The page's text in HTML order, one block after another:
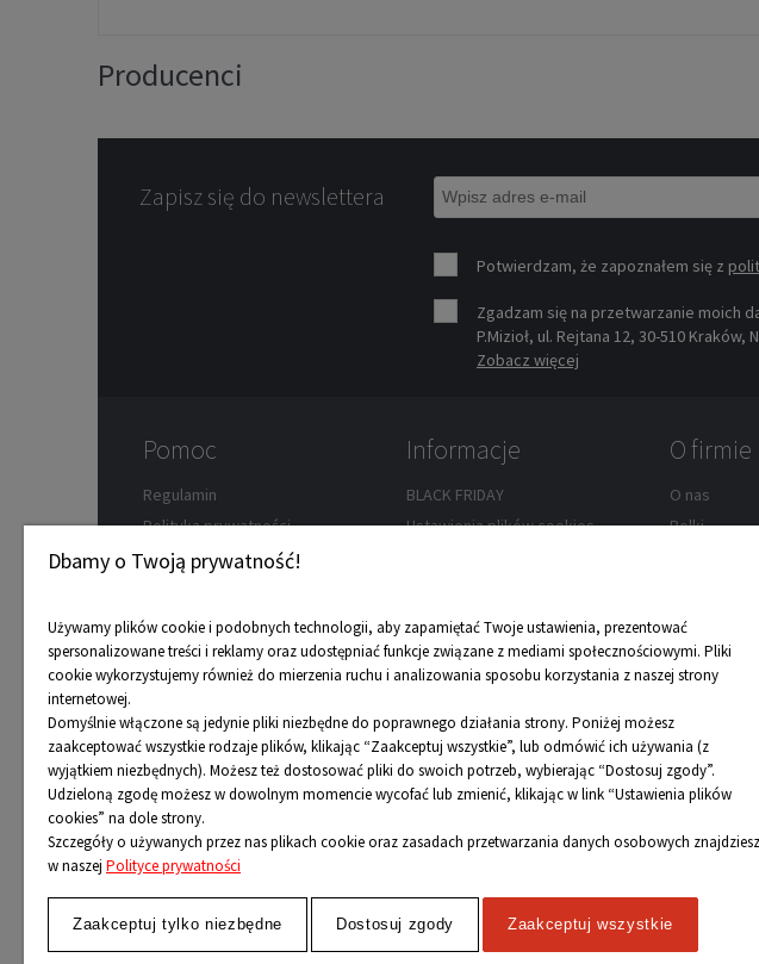
Producenci
Zapisz się do newslettera
Potwierdzam, że zapoznałem się z
Zgadzam się na przetwarzanie moich
P.Mizioł, ul. Rejtana 12, 30-510
Zobacz więcej
Pomoc
Regulamin
Polityka prywatności
Zwroty
Formy płatności
Reklamacje
FAQ
Informacje
BLACK FRIDAY
Ustawienia plików cookies
Dostępność towarów
Karta podarunkowa
Program rabatowy
Odbiór osobisty
O firmie
O nas
Rolki
Dane
Sklep z
Sklep z
Sklep z
Sklep z
Sklep z
Sklep z
Sklep z
Sklep z
2024 © Wszelkie Prawa Zastrzeżone
Niecodzienni.pl-sklep z rolkami,łyżwamiiwrotkami
Dbamy o Twoją prywatność!
Używamy plików cookie i podobnych technologii, aby zapamiętać Twoje ustawienia, prezentować
spersonalizowane treści i reklamy oraz udostępniać funkcje związane z mediami społecznościowymi. Pliki
cookie wykorzystujemy również do mierzenia ruchu i analizowania sposobu korzystania z naszej strony
internetowej.
Domyślnie włączone są jedynie pliki niezbędne do poprawnego działania strony. Poniżej możesz
zaakceptować wszystkie rodzaje plików, klikając “Zaakceptuj wszystkie”, lub odmówić ich używania (z
wyjątkiem niezbędnych). Możesz też dostosować pliki do swoich potrzeb, wybierając “Dostosuj zgody”.
Udzieloną zgodę możesz w dowolnym momencie wycofać lub zmienić, klikając w link “Ustawienia plików
cookies” na dole strony.
Szczegóły o używanych przez nas plikach cookie oraz zasadach przetwarzania danych osobowych znajdziesz
w naszej Polityce prywatności
Zaakceptuj tylko niezbędne Dostosuj zgody Zaakceptuj wszystkie